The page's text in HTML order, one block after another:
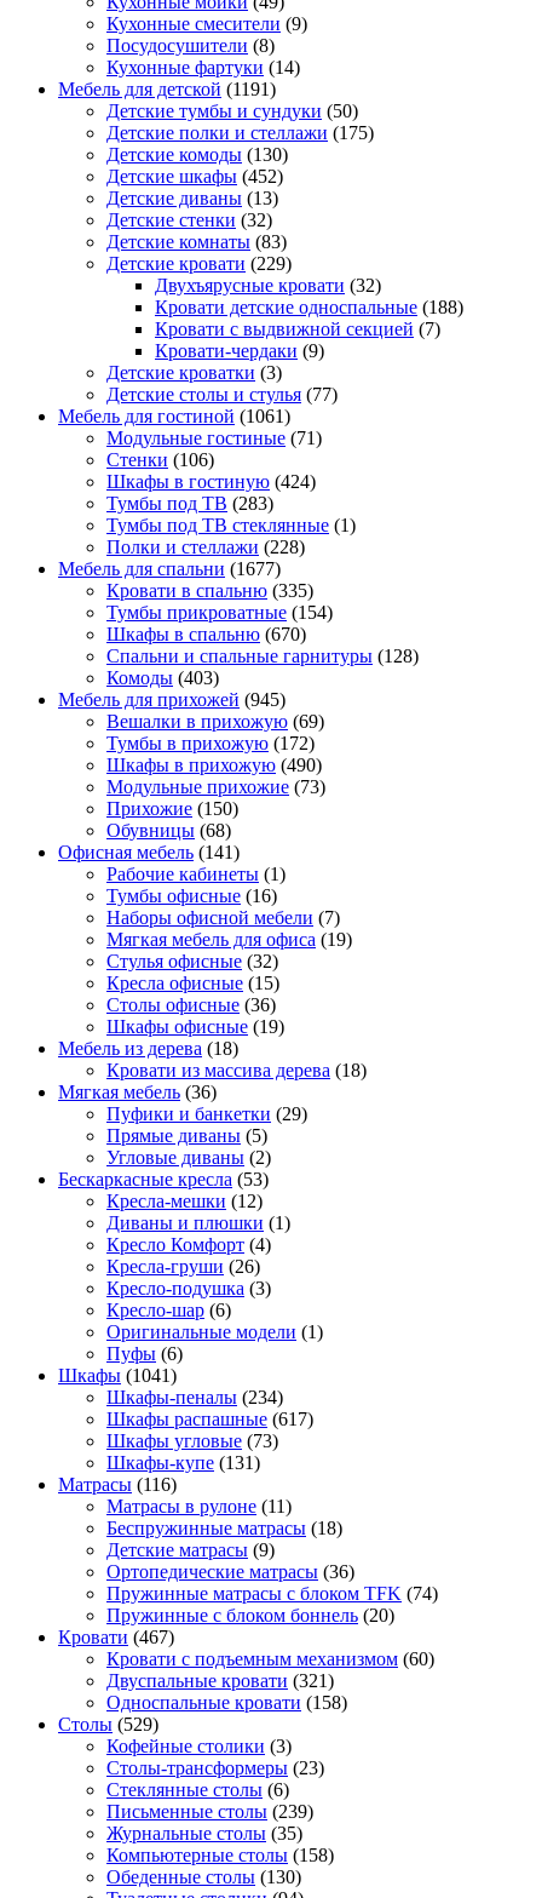
Кухонные смесители (9)
Посудосушители (8)
Кухонные фартуки (14)
Мебель для детской (1191)
Детские тумбы и сундуки (50)
Детские полки и стеллажи (175)
Детские комоды (130)
Детские шкафы (452)
Детские диваны (13)
Детские стенки (32)
Детские комнаты (83)
Детские кровати (229)
Двухъярусные кровати (32)
Кровати детские односпальные (188)
Кровати с выдвижной секцией (7)
Кровати-чердаки (9)
Детские кроватки (3)
Детские столы и стулья (77)
Мебель для гостиной (1061)
Модульные гостиные (71)
Стенки (106)
Шкафы в гостиную (424)
Тумбы под ТВ (283)
Тумбы под ТВ стеклянные (1)
Полки и стеллажи (228)
Мебель для спальни (1677)
Кровати в спальню (335)
Тумбы прикроватные (154)
Шкафы в спальню (670)
Спальни и спальные гарнитуры (128)
Комоды (403)
Мебель для прихожей (945)
Вешалки в прихожую (69)
Тумбы в прихожую (172)
Шкафы в прихожую (490)
Модульные прихожие (73)
Прихожие (150)
Обувницы (68)
Офисная мебель (141)
Рабочие кабинеты (1)
Тумбы офисные (16)
Наборы офисной мебели (7)
Мягкая мебель для офиса (19)
Стулья офисные (32)
Кресла офисные (15)
Столы офисные (36)
Шкафы офисные (19)
Мебель из дерева (18)
Кровати из массива дерева (18)
Мягкая мебель (36)
Пуфики и банкетки (29)
Прямые диваны (5)
Угловые диваны (2)
Бескаркасные кресла (53)
Кресла-мешки (12)
Диваны и плюшки (1)
Кресло Комфорт (4)
Кресла-груши (26)
Кресло-подушка (3)
Кресло-шар (6)
Оригинальные модели (1)
Пуфы (6)
Шкафы (1041)
Шкафы-пеналы (234)
Шкафы распашные (617)
Шкафы угловые (73)
Шкафы-купе (131)
Матрасы (116)
Матрасы в рулоне (11)
Беспружинные матрасы (18)
Детские матрасы (9)
Ортопедические матрасы (36)
Пружинные матрасы с блоком TFK (74)
Пружинные с блоком боннель (20)
Кровати (467)
Кровати с подъемным механизмом (60)
Двуспальные кровати (321)
Односпальные кровати (158)
Столы (529)
Кофейные столики (3)
Столы-трансформеры (23)
Стеклянные столы (6)
Письменные столы (239)
Журнальные столы (35)
Компьютерные столы (158)
Обеденные столы (130)